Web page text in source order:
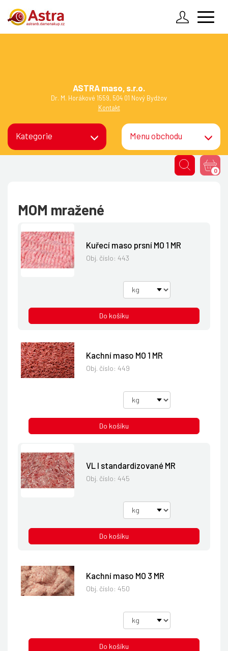
Obchodní podmínky
Jak to funguje
Kontakty
Zapomenuté heslo
ASTRA maso, s.r.o.
Dr. M. Horákové 1559, 504 01 Nový Bydžov
Kontakt
0
Kategorie Menu obchodu
MOM mražené
Kuřecí maso prsní MO 1 MR
Obj. číslo: 443
Do košíku
Kachní maso MO 1 MR
Obj. číslo: 449
Do košíku
VL I standardizované MR
Obj. číslo: 445
Do košíku
Kachní maso MO 3 MR
Obj. číslo: 450
Do košíku